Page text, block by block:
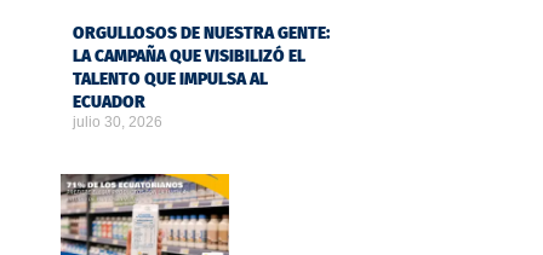
ORGULLOSOS DE NUESTRA GENTE:
LA CAMPAÑA QUE VISIBILIZÓ EL
TALENTO QUE IMPULSA AL
ECUADOR
julio 30, 2026